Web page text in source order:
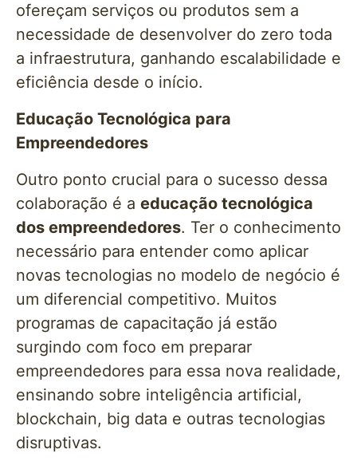
ofereçam serviços ou produtos sem a
necessidade de desenvolver do zero toda
a infraestrutura, ganhando escalabilidade e
eficiência desde o início.
Educação Tecnológica para
Empreendedores
Outro ponto crucial para o sucesso dessa
colaboração é a educação tecnológica
dos empreendedores. Ter o conhecimento
necessário para entender como aplicar
novas tecnologias no modelo de negócio é
um diferencial competitivo. Muitos
programas de capacitação já estão
surgindo com foco em preparar
empreendedores para essa nova realidade,
ensinando sobre inteligência artificial,
blockchain, big data e outras tecnologias
disruptivas.